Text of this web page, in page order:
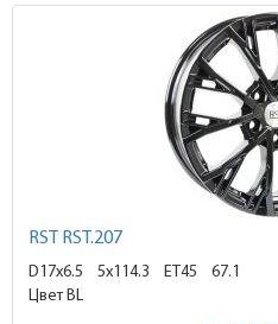
RST RST.207
D17x6.5 5x114.3 ET45
67.1
Цвет BL